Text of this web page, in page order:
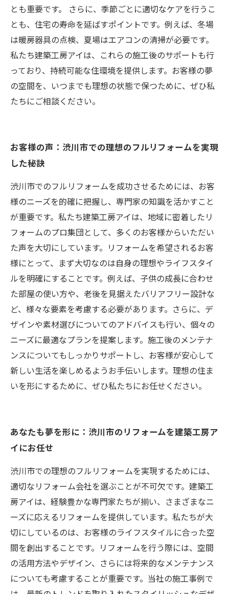
とも重要です。 さらに、季節ごとに適切なケアを行うこ
とも、住宅の寿命を延ばすポイントです。例えば、冬場
は暖房器具の点検、夏場はエアコンの清掃が必要です。
私たち建築工房アイは、これらの施工後のサポートも行
っており、持続可能な住環境を提供します。お客様の夢
の空間を、いつまでも理想の状態で保つために、ぜひ私
たちにご相談ください。
お客様の声：渋川市での理想のフルリフォームを実現
した秘訣
渋川市でのフルリフォームを成功させるためには、お客
様のニーズを的確に把握し、専門家の知識を活かすこと
が重要です。私たち建築工房アイは、地域に密着したリ
フォームのプロ集団として、多くのお客様からいただい
た声を大切にしています。リフォームを希望されるお客
様にとって、まず大切なのは自身の理想やライフスタイ
ルを明確にすることです。例えば、子供の成長に合わせ
た部屋の使い方や、老後を見据えたバリアフリー設計な
ど、様々な要素を考慮する必要があります。さらに、デ
ザインや素材選びについてのアドバイスも行い、個々の
ニーズに最適なプランを提案します。施工後のメンテナ
ンスについてもしっかりサポートし、お客様が安心して
新しい生活を楽しめるようお手伝いします。理想の住ま
いを形にするために、ぜひ私たちにお任せください。
あなたも夢を形に：渋川市のリフォームを建築工房ア
イにお任せ
渋川市での理想のフルリフォームを実現するためには、
適切なリフォーム会社を選ぶことが不可欠です。建築工
房アイは、経験豊かな専門家たちが揃い、さまざまなニ
ーズに応えるリフォームを提供しています。私たちが大
切にしているのは、お客様のライフスタイルに合った空
間を創出することです。リフォームを行う際には、空間
の活用方法やデザイン、さらには将来的なメンテナンス
についても考慮することが重要です。当社の施工事例で